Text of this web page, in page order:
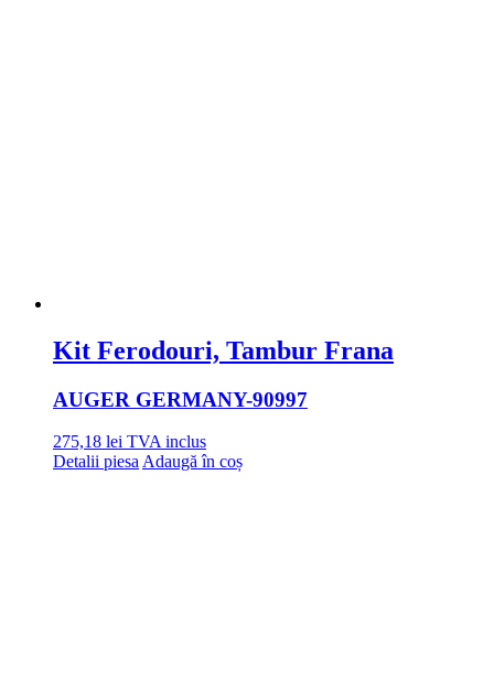
Kit Ferodouri, Tambur Frana
AUGER GERMANY-90997
275,18 lei TVA inclus
Detalii piesa Adaugă în coș